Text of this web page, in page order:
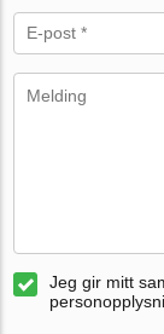
Jeg gir mitt